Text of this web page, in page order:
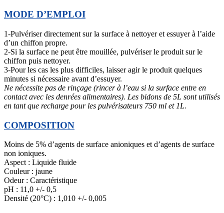
MODE D’EMPLOI
1-Pulvériser directement sur la surface à nettoyer et essuyer à l’aide
d’un chiffon propre.
2-Si la surface ne peut être mouillée, pulvériser le produit sur le
chiffon puis nettoyer.
3-Pour les cas les plus difficiles, laisser agir le produit quelques
minutes si nécessaire avant d’essuyer.
Ne nécessite pas de rinçage (rincer à l’eau si la surface entre en
contact avec les denrées alimentaires). Les bidons de 5L sont utilisés
en tant que recharge pour les pulvérisateurs 750 ml et 1L.
COMPOSITION
Moins de 5% d’agents de surface anioniques et d’agents de surface
non ioniques.
Aspect : Liquide fluide
Couleur : jaune
Odeur : Caractéristique
pH : 11,0 +/- 0,5
Densité (20°C) : 1,010 +/- 0,005